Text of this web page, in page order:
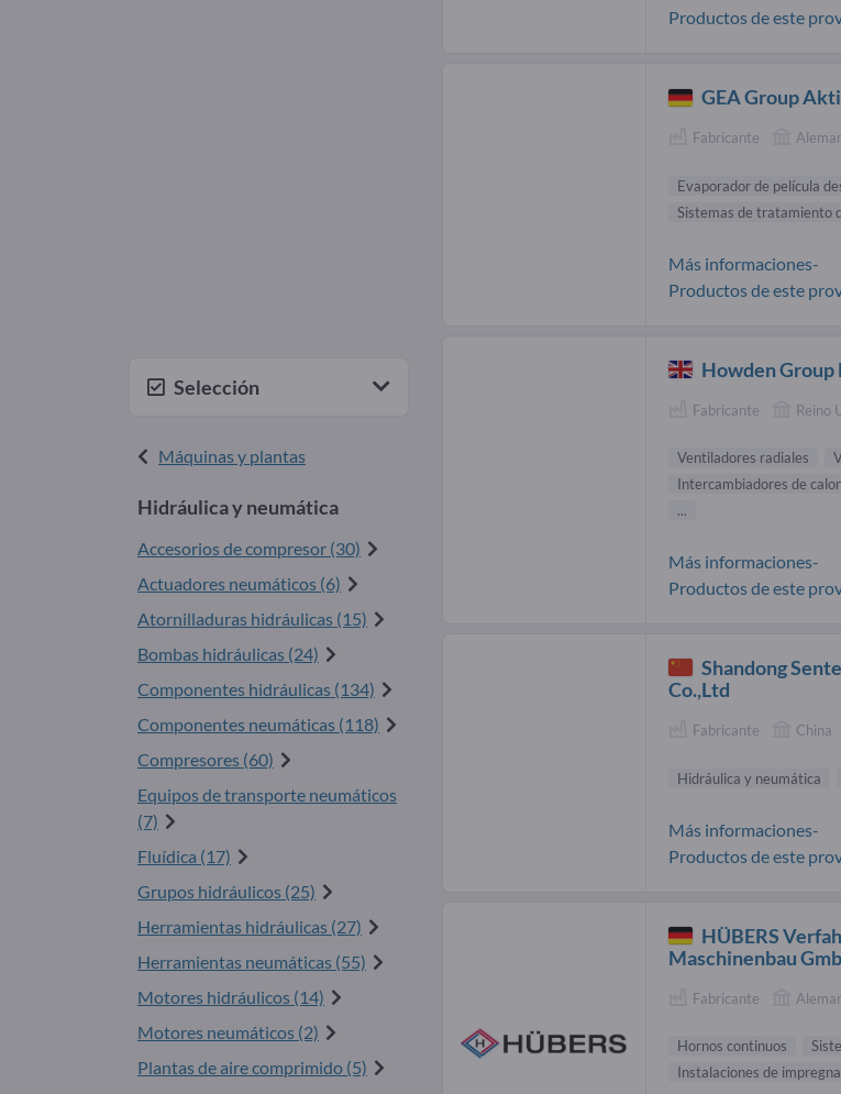
Selección
Máquinas y plantas
Hidráulica y neumática
Accesorios de compresor (30)
Actuadores neumáticos (6)
Atornilladuras hidráulicas (15)
Bombas hidráulicas (24)
Componentes hidráulicas (134)
Componentes neumáticas (118)
Compresores (60)
Equipos de transporte neumáticos
(7)
Fluídica (17)
Grupos hidráulicos (25)
Herramientas hidráulicas (27)
Herramientas neumáticas (55)
Motores hidráulicos (14)
Motores neumáticos (2)
Plantas de aire comprimido (5)
Productos de este
GEA Group
Fabricante
Evaporador de película
Sistemas de tratamiento
Más informaciones-
Productos de este
Howden Group
Fabricante Reino
Ventiladores radiales
Intercambiadores de calor
...
Más informaciones-
Productos de este
Shandong
Co.,Ltd
Fabricante China
Hidráulica y neumática
Más informaciones-
Productos de este
HÜBERS
Maschinenbau
Fabricante
Hornos continuos
Instalaciones de